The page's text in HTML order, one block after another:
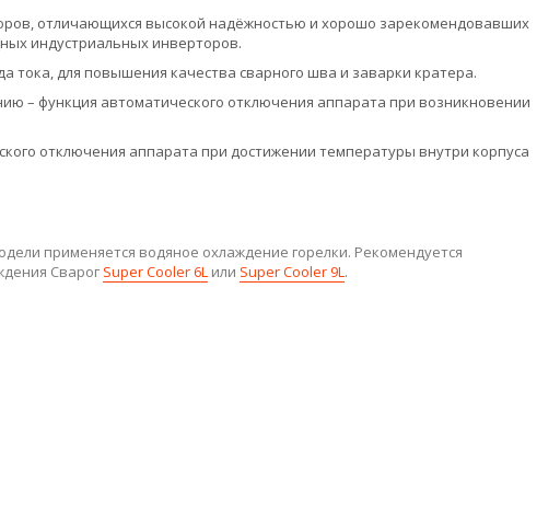
отличающихся высокой надёжностью и хорошо зарекомендовавших
индустриальных инверторов.
тока, для повышения качества сварного шва и заварки кратера.
– функция автоматического отключения аппарата при возникновении
отключения аппарата при достижении температуры внутри корпуса
применяется водяное охлаждение горелки. Рекомендуется
Сварог Super Cooler 6L или Super Cooler 9L.